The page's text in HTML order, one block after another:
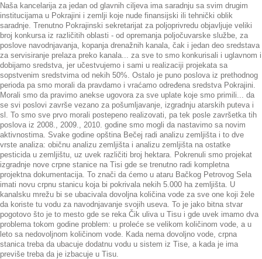
Naša kancelarija za jedan od glavnih ciljeva ima saradnju sa svim drugim
institucijama u Pokrajini i zemlji koje nude finansijski ili tehnički oblik
saradnje. Trenutno Pokrajinski sekretarijat za poljoprivredu objavljuje veliki
broj konkursa iz različitih oblasti - od opremanja poljočuvarske službe, za
poslove navodnjavanja, kopanja drenažnih kanala, čak i jedan deo sredstava
za servisiranje prelaza preko kanala... za sve to smo konkurisali i uglavnom i
dobijamo sredstva, jer učestvujemo i sami u realizaciji projekata sa
sopstvenim sredstvima od nekih 50%. Ostalo je puno poslova iz prethodnog
perioda pa smo morali da pravdamo i vraćamo određena sredstva Pokrajini.
Morali smo da pravimo anekse ugovora za sve uplate koje smo primili... da
se svi poslovi završe vezano za pošumljavanje, izgradnju atarskih puteva i
sl. To smo sve prvo morali postepeno realizovati, pa tek posle završetka tih
poslova iz 2008., 2009., 2010. godine smo mogli da nastavimo sa novim
aktivnostima. Svake godine opština Bečej radi analizu zemljišta i to dve
vrste analiza: običnu analizu zemljišta i analizu zemljišta na ostatke
pesticida u zemljištu, uz uvek različiti broj hektara. Pokrenuli smo projekat
izgradnje nove crpne stanice na Tisi gde se trenutno radi kompletna
projektna dokumentacija. To znači da ćemo u ataru Bačkog Petrovog Sela
imati novu crpnu stanicu koja bi pokrivala nekih 5.000 ha zemljišta. U
kanalsku mrežu bi se ubacivala dovoljna količina vode za sve one koji žele
da koriste tu vodu za navodnjavanje svojih useva. To je jako bitna stvar
pogotovo što je to mesto gde se reka Čik uliva u Tisu i gde uvek imamo dva
problema tokom godine problem: u proleće se velikom količinom vode, a u
leto sa nedovoljnom količinom vode. Kada nema dovoljno vode, crpna
stanica treba da ubacuje dodatnu vodu u sistem iz Tise, a kada je ima
previše treba da je izbacuje u Tisu.